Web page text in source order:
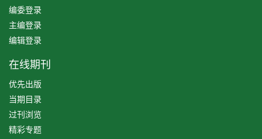
编委登录
主编登录
编辑登录
在线期刊
优先出版
当期目录
过刊浏览
精彩专题